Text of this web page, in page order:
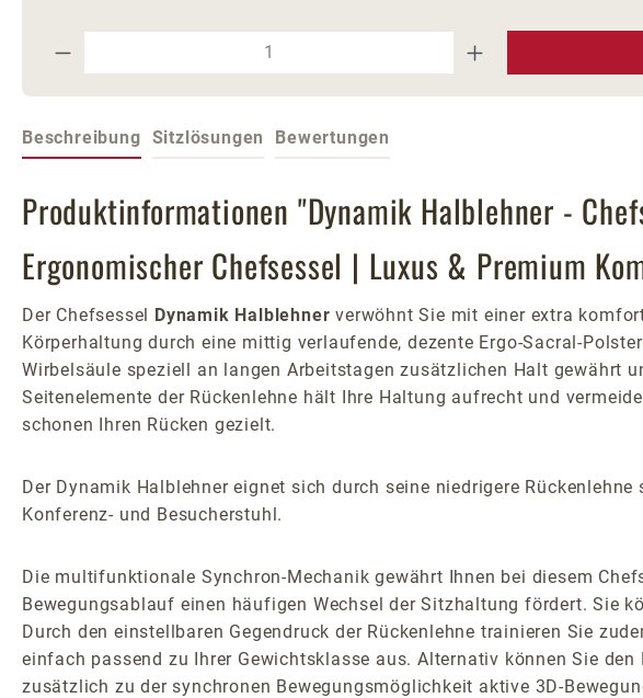
Produkt Anzahl: Gib den gewünschten Wert
Beschreibung Sitzlösungen Bewertungen
Produktinformationen "Dynamik Halblehner -
Ergonomischer Chefsessel | Luxus & Premium
Der Chefsessel Dynamik Halblehner verwöhnt Sie mit einer extra
Körperhaltung durch eine mittig verlaufende, dezente Ergo-Sacral-
Wirbelsäule speziell an langen Arbeitstagen zusätzlichen Halt gewährt
Seitenelemente der Rückenlehne hält Ihre Haltung aufrecht und
schonen Ihren Rücken gezielt.
Der Dynamik Halblehner eignet sich durch seine niedrigere
Konferenz- und Besucherstuhl.
Die multifunktionale Synchron-Mechanik gewährt Ihnen bei diesem
Bewegungsablauf einen häufigen Wechsel der Sitzhaltung fördert. Sie
Durch den einstellbaren Gegendruck der Rückenlehne trainieren Sie
einfach passend zu Ihrer Gewichtsklasse aus. Alternativ können Sie
zusätzlich zu der synchronen Bewegungsmöglichkeit aktive 3D-